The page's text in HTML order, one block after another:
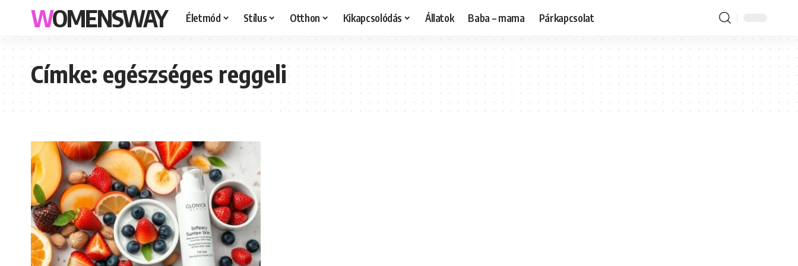
WOMENSWAY Életmód Stílus Otthon Kikapcsolódás Állatok Baba – mama Párkapcsolat
Címke:egészséges reggeli